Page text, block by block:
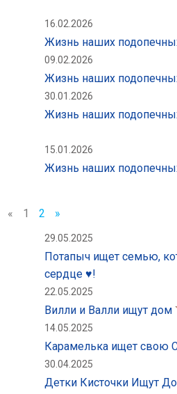
16.02.2026
Жизнь наших
09.02.2026
Жизнь наших
30.01.2026
Жизнь наших
15.01.2026
Жизнь наших
« 1 2 »
29.05.2025
Потапыч ищет семью,
сердце ♥️!
22.05.2025
Вилли и Валли ищут дом
14.05.2025
Карамелька ищет свою
30.04.2025
Детки Кисточки Ищут